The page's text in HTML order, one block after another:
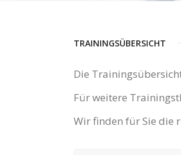
TRAININGSÜBERSICHT
Die
Für weitere
Wir finden für Sie die